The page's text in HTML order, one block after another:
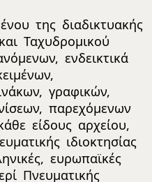
της διαδικτυακής
Ταχυδρομικού
ενδεικτικά
γραφικών,
παρεχόμενων
είδους αρχείου,
ιδιοκτησίας
ευρωπαϊκές
Πνευματικής